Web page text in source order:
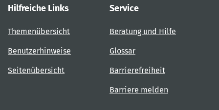
Hilfreiche Links
Themenübersicht
Benutzerhinweise
Seitenübersicht
Service
Beratung und Hilfe
Glossar
Barrierefreiheit
Barriere melden